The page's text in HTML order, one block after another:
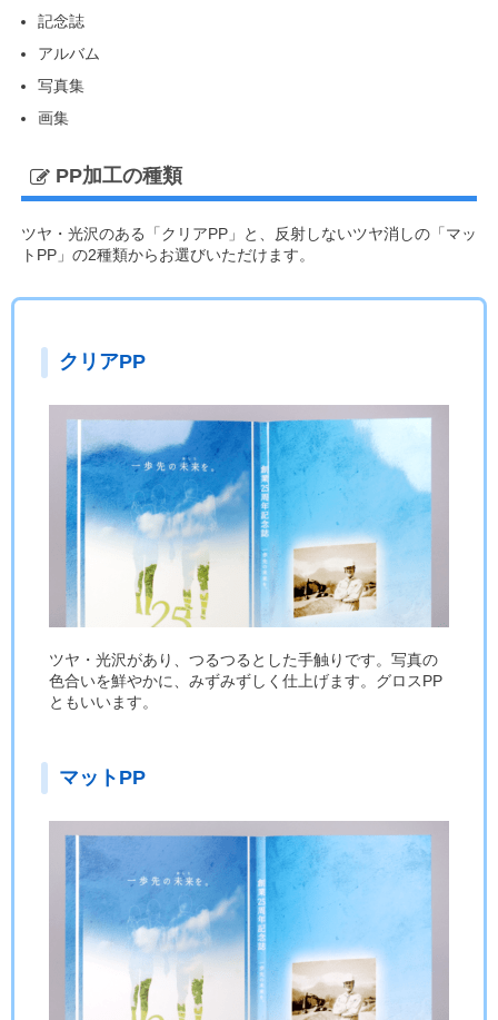
記念誌
アルバム
写真集
画集
PP加工の種類
ツヤ・光沢のある「クリアPP」と、反射しないツヤ消しの「マッ
トPP」の2種類からお選びいただけます。
クリアPP
ツヤ・光沢があり、つるつるとした手触りです。写真の
色合いを鮮やかに、みずみずしく仕上げます。グロスPP
ともいいます。
マットPP